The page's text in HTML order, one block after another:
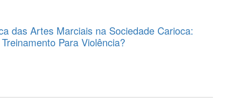
das Artes Marciais na Sociedade Carioca:
Para Violência?